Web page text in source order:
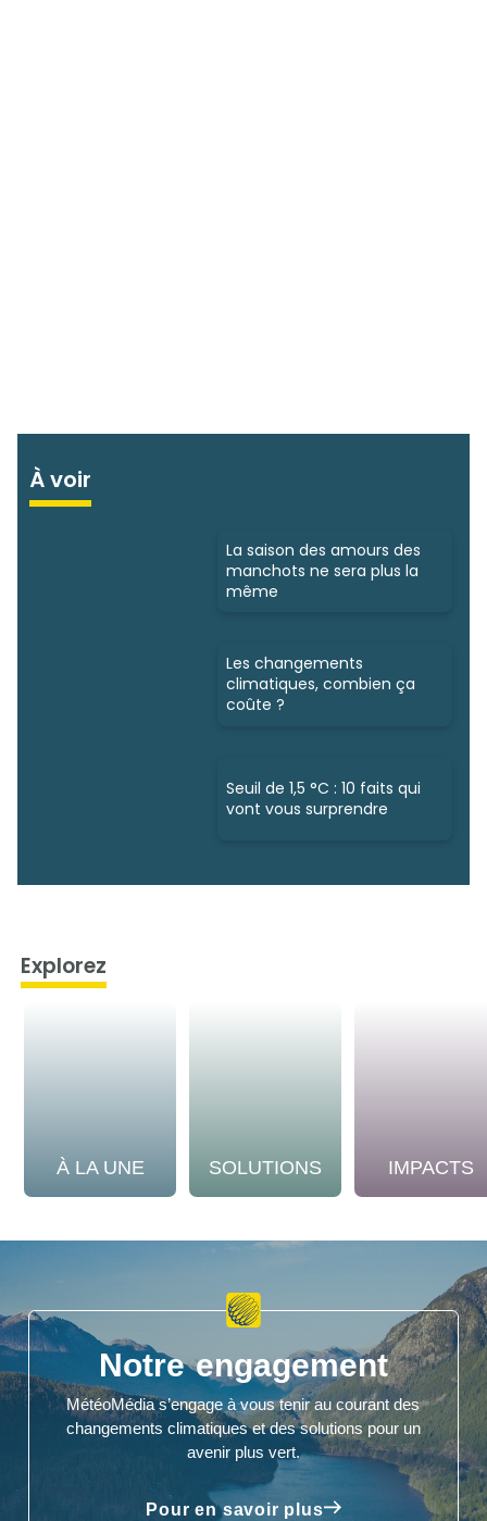
À voir
La saison des amours des
manchots ne sera plus la
même
Les changements
climatiques, combien ça
coûte ?
Seuil de 1,5 °C : 10 faits qui
vont vous surprendre
Explorez
À LA UNE SOLUTIONS IMPACTS
Notre engagement
MétéoMédia s’engage à vous tenir au courant des
changements climatiques et des solutions pour un
avenir plus vert.
Pour en savoir plus